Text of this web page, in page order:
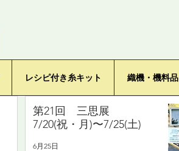
レシピ付き糸キット 織機・機料品
第21回 三思展
7/20(祝・月)〜7/25(土)
6月25日